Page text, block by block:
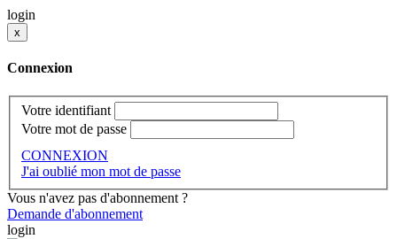
login
x
Connexion
Votre identifiant
Votre mot de passe
CONNEXION
J'ai oublié mon mot de passe
Vous n'avez pas d'abonnement ?
Demande d'abonnement
login